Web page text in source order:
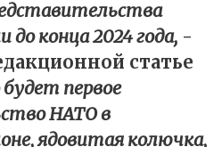
до конца 2024 года, -
статье
первое
НАТО в
ядовитая колючка,